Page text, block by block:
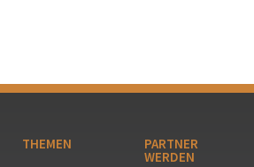
THEMEN PARTNER
WERDEN